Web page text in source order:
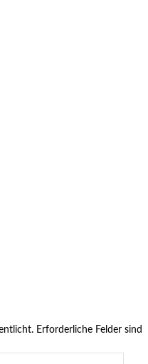
Erforderliche Felder sind